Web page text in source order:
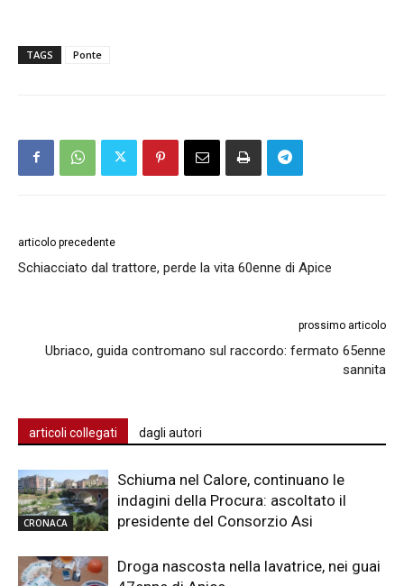
TAGS Ponte
articolo precedente
Schiacciato dal trattore, perde la vita 60enne di Apice
prossimo articolo
Ubriaco, guida contromano sul raccordo: fermato 65enne
sannita
articoli collegati dagli autori
CRONACA
Schiuma nel Calore, continuano le
indagini della Procura: ascoltato il
presidente del Consorzio Asi
Droga nascosta nella lavatrice, nei guai